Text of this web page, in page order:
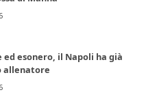
esonero, il Napoli ha già
allenatore